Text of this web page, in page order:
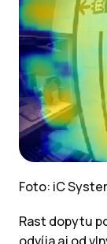
Foto: iC
Rast dopytu